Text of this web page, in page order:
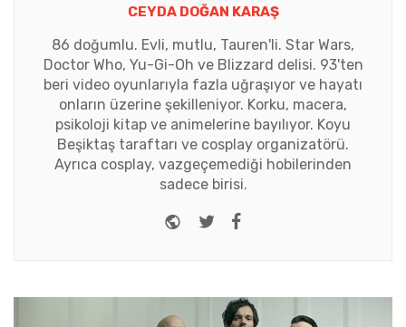
CEYDA DOĞAN KARAŞ
86 doğumlu. Evli, mutlu, Tauren'li. Star Wars,
Doctor Who, Yu-Gi-Oh ve Blizzard delisi. 93'ten
beri video oyunlarıyla fazla uğraşıyor ve hayatı
onların üzerine şekilleniyor. Korku, macera,
psikoloji kitap ve animelerine bayılıyor. Koyu
Beşiktaş taraftarı ve cosplay organizatörü.
Ayrıca cosplay, vazgeçemediği hobilerinden
sadece birisi.
Website
Twitter